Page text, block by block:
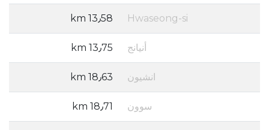
Hwaseong-si 13٫58 km
أنيانج 13٫75 km
انشيون 18٫63 km
سوون 18٫71 km